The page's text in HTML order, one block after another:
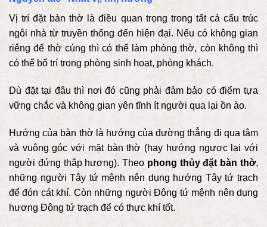
Vị trí đặt bàn thờ là điều quan trọng trong tất cả cấu trúc
ngôi nhà từ truyền thống đến hiện đại. Nếu có không gian
riêng để thờ cúng thì có thể làm phòng thờ, còn không thì
có thể bố trí trong phòng sinh hoạt, phòng khách.
Dù đặt tại đâu thì nơi đó cũng phải đảm bảo có điểm tựa
vững chắc và không gian yên tĩnh ít người qua lại ồn ào.
Hướng của bàn thờ là hướng của đường thẳng đi qua tâm
và vuông góc với mặt bàn thờ (hay hướng ngược lại với
người đứng thắp hương). Theo phong thủy đặt bàn thờ,
những người Tây tứ mệnh nên dụng hướng Tây tứ trạch
để đón cát khí. Còn những người Đông tứ mệnh nên dụng
hương Đông tứ trạch để có thực khí tốt.